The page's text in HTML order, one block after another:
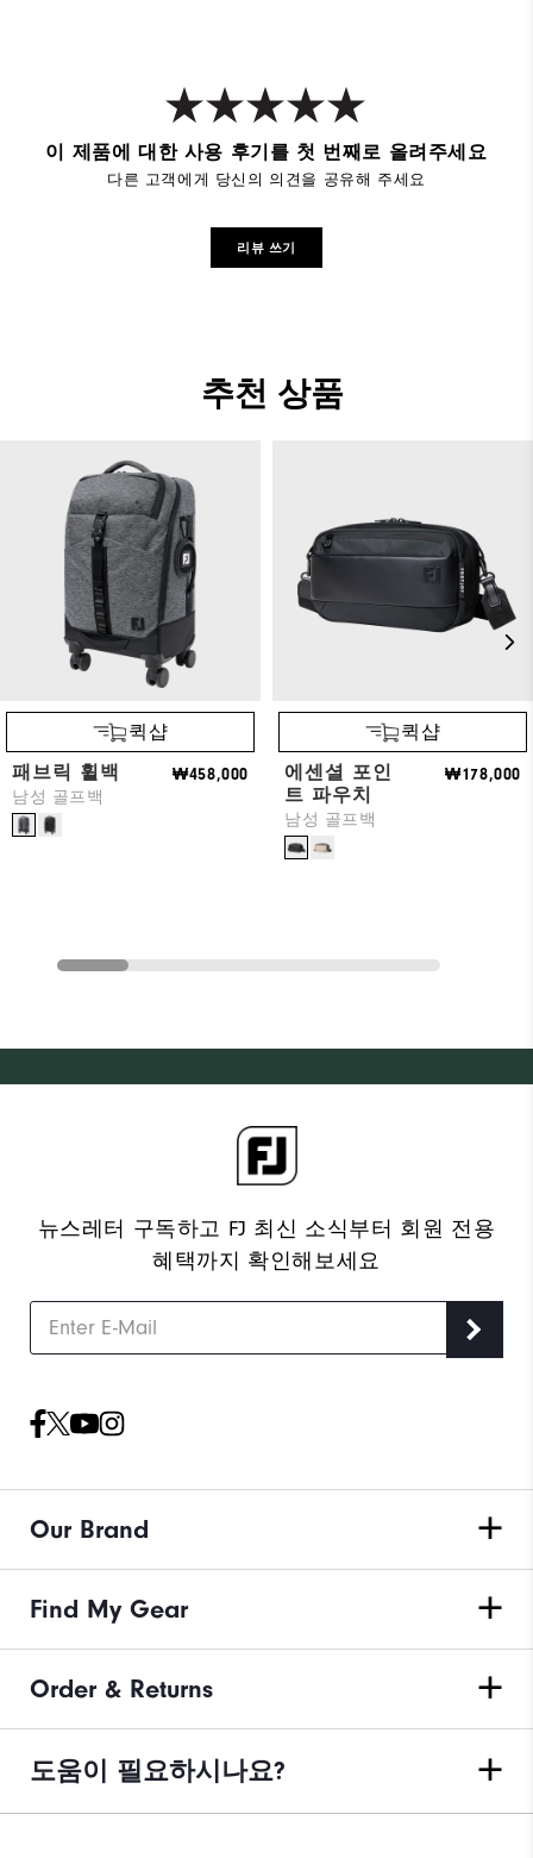
이 제품에 대한 사용 후기를 첫 번째로 올려주세요
다른 고객에게 당신의 의견을 공유해 주세요
리뷰 쓰기
추천 상품
퀵샵
패브릭 휠백
남성 골프백
₩458,000
퀵샵
에센셜 포인
트 파우치
남성 골프백
₩178,000
뉴스레터 구독하고 FJ 최신 소식부터 회원 전용
혜택까지 확인해보세요
Our Brand
Find My Gear
Order & Returns
도움이 필요하시나요?